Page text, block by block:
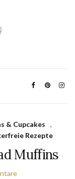
& Cupcakes
,
Rezepte
Muffins